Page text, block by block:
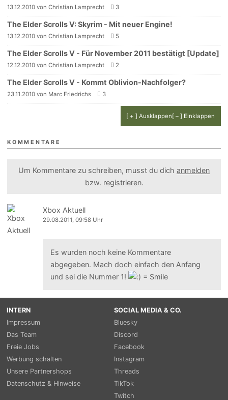
13.12.2010 von Christian Lamprecht 3
The Elder Scrolls V: Skyrim - Mit neuer Engine!
13.12.2010 von Christian Lamprecht 5
The Elder Scrolls V - Für November 2011 bestätigt [Update]
12.12.2010 von Christian Lamprecht 2
The Elder Scrolls V - Kommt Oblivion-Nachfolger?
23.11.2010 von Marc Friedrichs 3
[ + ] Ausklappen[ – ] Einklappen
KOMMENTARE
Um Kommentare zu schreiben, musst du dich anmelden
bzw. registrieren.
Xbox Aktuell
29.08.2011, 09:58 Uhr
Es wurden noch keine Kommentare
abgegeben. Mach doch einfach den Anfang
und sei die Nummer 1!
INTERN
Impressum
Das Team
Freie Jobs
Werbung schalten
Unsere Partnershops
Datenschutz & Hinweise
SOCIAL MEDIA & CO.
Bluesky
Discord
Facebook
Instagram
Threads
TikTok
Twitch